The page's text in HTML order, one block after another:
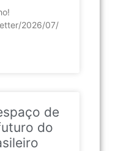
2026/07/
de
do